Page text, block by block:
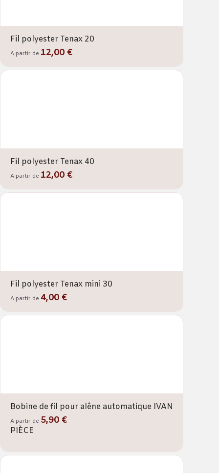
Fil polyester Tenax 20
A partir de 12,00 €
Fil polyester Tenax 40
A partir de 12,00 €
Fil polyester Tenax mini 30
A partir de 4,00 €
Bobine de fil pour alêne automatique IVAN
A partir de 5,90 €
PIÈCE